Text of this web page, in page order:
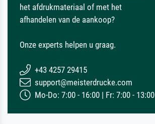
het afdrukmateriaal of met het
afhandelen van de aankoop?
Onze experts helpen u graag.
+43 4257 29415
support@meisterdrucke.com
Mo-Do: 7:00 - 16:00 | Fr: 7:00 - 13:00